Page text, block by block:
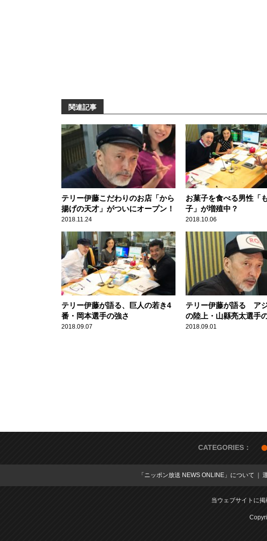
関連記事
テリー伊藤こだわりのお店「から
揚げの天才」がついにオープン！
2018.11.24
お菓子を食べる男性「
子」が増殖中？
2018.10.06
テリー伊藤が語る、巨人の若き4
番・岡本選手の強さ
2018.09.07
テリー伊藤が語る ア
の陸上・山縣亮太選手
2018.09.01
CATEGORIES：
「ニッポン放送 NEWS ONLINE」について
当ウェブサイトに